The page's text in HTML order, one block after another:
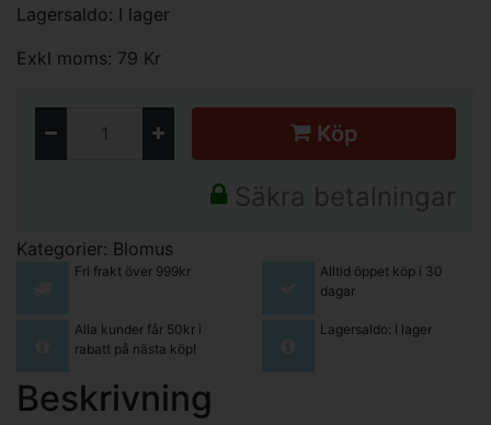
Lagersaldo: I lager
Exkl moms: 79 Kr
Köp
Säkra betalningar
Kategorier: Blomus
Fri frakt över 999kr
Alltid öppet köp i 30
dagar
Alla kunder får 50kr i
rabatt på nästa köp!
Lagersaldo: I lager
Beskrivning